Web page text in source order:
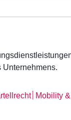
│ Mobility